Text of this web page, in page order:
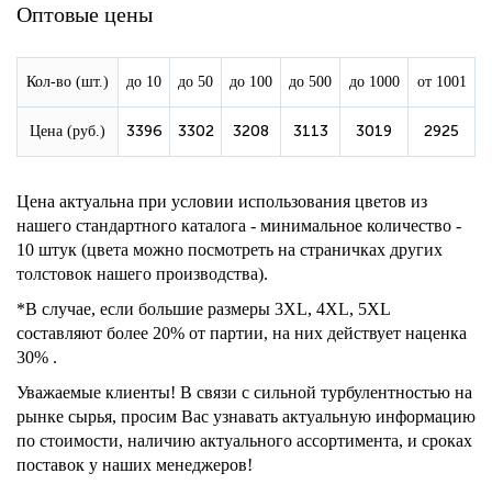
Оптовые цены
Кол-во (шт.) до 10 до 50 до 100 до 500 до 1000 от 1001
Цена (руб.) 3396 3302 3208 3113 3019 2925
Цена актуальна при условии использования цветов из
нашего стандартного каталога - минимальное количество -
10 штук (цвета можно посмотреть на страничках других
толстовок нашего производства).
*В случае, если большие размеры 3XL, 4XL, 5XL
составляют более 20% от партии, на них действует наценка
30% .
Уважаемые клиенты! В связи с сильной турбулентностью на
рынке сырья, просим Вас узнавать актуальную информацию
по стоимости, наличию актуального ассортимента, и сроках
поставок у наших менеджеров!